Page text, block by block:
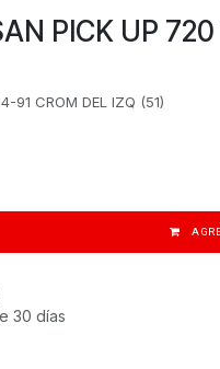
PICK UP
91 CROM DEL IZQ (51)
30 días